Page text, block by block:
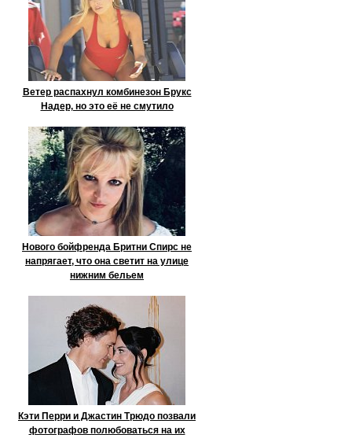
Ветер распахнул комбинезон Брукс
Надер, но это её не смутило
Нового бойфренда Бритни Спирс не
напрягает, что она светит на улице
нижним бельем
Кэти Перри и Джастин Трюдо позвали
фотографов полюбоваться на их